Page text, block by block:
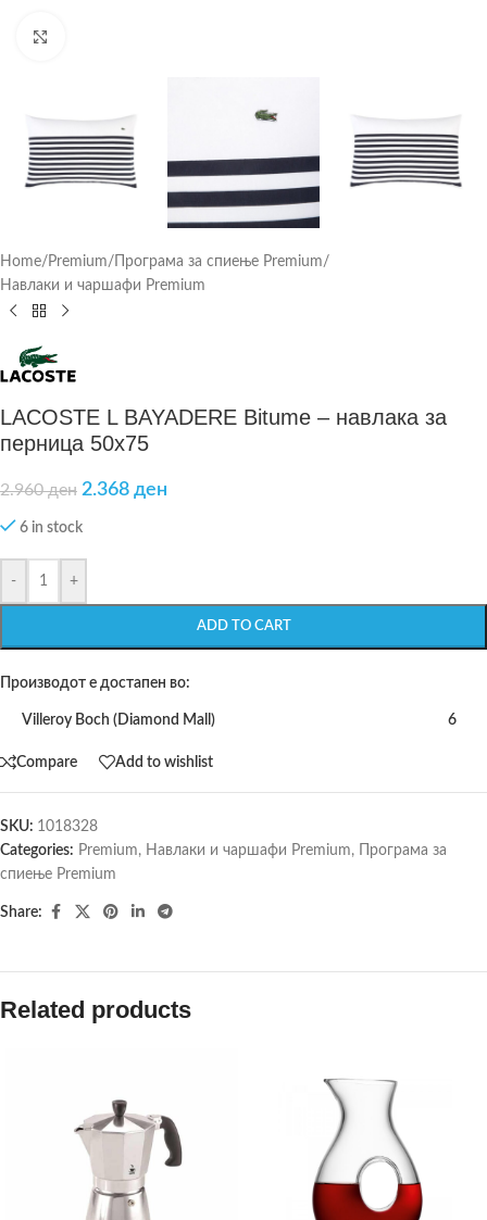
Home/ Premium/ Програма за спиење Premium/
Навлаки и чаршафи Premium
LACOSTE L BAYADERE Bitume – навлака за
перница 50х75
2.960ден 2.368 ден
6 in stock
- +
ADD TO CART
Производот е достапен во:
Villeroy Boch (Diamond Mall) 6
Compare Add to wishlist
SKU: 1018328
Categories: Premium, Навлаки и чаршафи Premium,
Програма за
спиење Premium
Share:
Related products